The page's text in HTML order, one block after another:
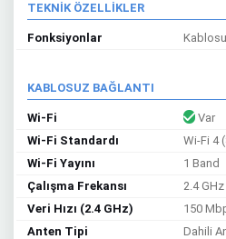
TEKNİK ÖZELLİKLER
Fonksiyonlar
KABLOSUZ BAĞLANTI
Wi-Fi
Var
Wi-Fi Standardı
Wi-Fi 4
Wi-Fi Yayını
1 Band
Çalışma Frekansı
2.4 GHz
Veri Hızı (2.4 GHz)
150
Anten Tipi
Dahili